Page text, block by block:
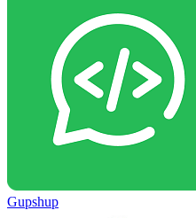
Gupshup